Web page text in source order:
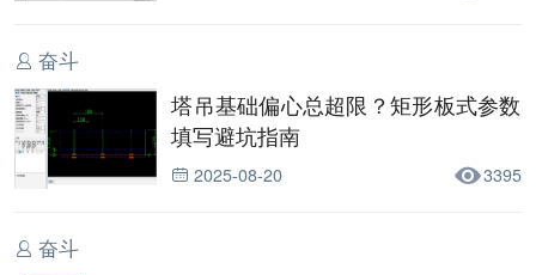
奋斗
塔吊基础偏心总超限？矩形板式参数
填写避坑指南
2025-08-20 3395
奋斗